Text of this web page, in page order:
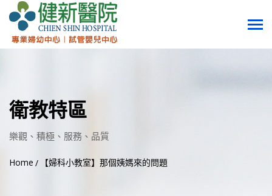
衛教特區
樂觀、積極、服務、品質
Home 【婦科小教室】那個姨媽來的問題